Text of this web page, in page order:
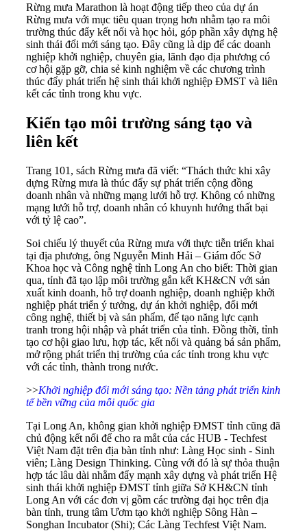
Rừng mưa Marathon là hoạt động tiếp theo của dự án
Rừng mưa với mục tiêu quan trọng hơn nhằm tạo ra môi
trường thúc đẩy kết nối và học hỏi, góp phần xây dựng hệ
sinh thái đổi mới sáng tạo. Đây cũng là dịp để các doanh
nghiệp khởi nghiệp, chuyên gia, lãnh đạo địa phương có
cơ hội gặp gỡ, chia sẻ kinh nghiệm về các chương trình
thúc đẩy phát triển hệ sinh thái khởi nghiệp ĐMST và liên
kết các tỉnh trong khu vực.
Kiến tạo môi trường sáng tạo và
liên kết
Trang 101, sách Rừng mưa đã viết: “Thách thức khi xây
dựng Rừng mưa là thúc đẩy sự phát triển cộng đồng
doanh nhân và những mạng lưới hỗ trợ. Không có những
mạng lưới hỗ trợ, doanh nhân có khuynh hướng thất bại
với tỷ lệ cao”.
Soi chiếu lý thuyết của Rừng mưa với thực tiễn triển khai
tại địa phương, ông Nguyễn Minh Hải – Giám đốc Sở
Khoa học và Công nghệ tỉnh Long An cho biết: Thời gian
qua, tỉnh đã tạo lập môi trường gắn kết KH&CN với sản
xuất kinh doanh, hỗ trợ doanh nghiệp, doanh nghiệp khởi
nghiệp phát triển ý tưởng, dự án khởi nghiệp, đổi mới
công nghệ, thiết bị và sản phẩm, để tạo năng lực cạnh
tranh trong hội nhập và phát triển của tỉnh. Đồng thời, tỉnh
tạo cơ hội giao lưu, hợp tác, kết nối và quảng bá sản phẩm,
mở rộng phát triển thị trường của các tỉnh trong khu vực
với các tỉnh, thành trong nước.
>>Khởi nghiệp đổi mới sáng tạo: Nền tảng phát triển kinh
tế bền vững của mỗi quốc gia
Tại Long An, không gian khởi nghiệp ĐMST tỉnh cũng đã
chủ động kết nối để cho ra mắt của các HUB - Techfest
Việt Nam đặt trên địa bàn tỉnh như: Làng Học sinh - Sinh
viên; Làng Design Thinking. Cùng với đó là sự thỏa thuận
hợp tác lâu dài nhằm đẩy mạnh xây dựng và phát triển Hệ
sinh thái khởi nghiệp ĐMST tỉnh giữa Sở KH&CN tỉnh
Long An với các đơn vị gồm các trường đại học trên địa
bàn tỉnh, trung tâm Ươm tạo khởi nghiệp Sông Hàn –
Songhan Incubator (Shi); Các Làng Techfest Việt Nam.